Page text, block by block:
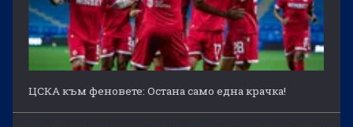
ЦСКА към феновете: Остана само една крачка!